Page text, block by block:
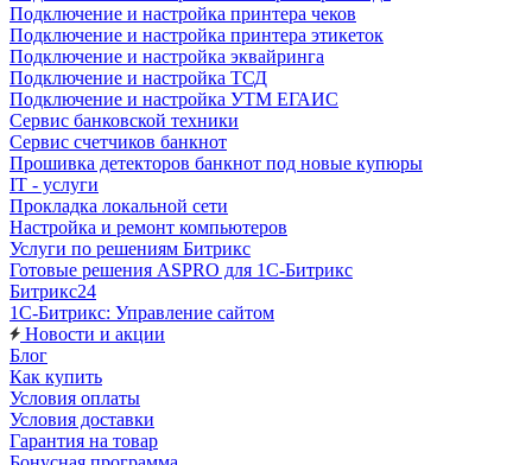
Подключение и настройка принтера чеков
Подключение и настройка принтера этикеток
Подключение и настройка эквайринга
Подключение и настройка ТСД
Подключение и настройка УТМ ЕГАИС
Сервис банковской техники
Сервис счетчиков банкнот
Прошивка детекторов банкнот под новые купюры
IT - услуги
Прокладка локальной сети
Настройка и ремонт компьютеров
Услуги по решениям Битрикс
Готовые решения ASPRO для 1С-Битрикс
Битрикс24
1С-Битрикс: Управление сайтом
Новости и акции
Блог
Как купить
Условия оплаты
Условия доставки
Гарантия на товар